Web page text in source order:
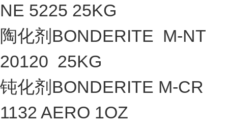
NE 5225 25KG
陶化剂BONDERITE M-NT
20120 25KG
钝化剂BONDERITE M-CR
1132 AERO 1OZ